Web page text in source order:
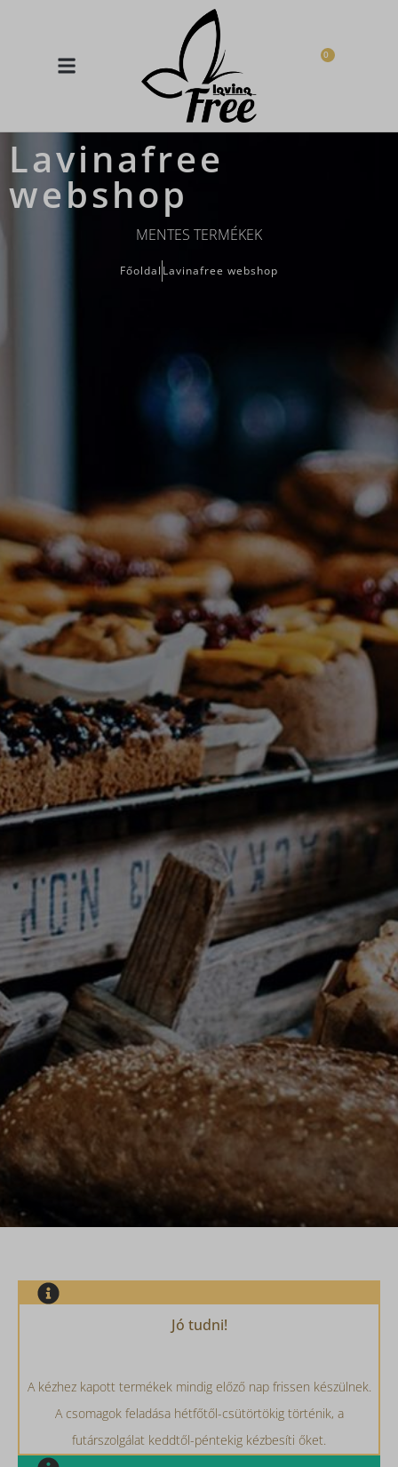
0
Lavinafree
webshop
MENTES TERMÉKEK
Főoldal Lavinafree webshop
Jó tudni!
A kézhez kapott termékek mindig előző nap frissen készülnek.
A csomagok feladása hétfőtől-csütörtökig történik, a
futárszolgálat keddtől-péntekig kézbesíti őket.